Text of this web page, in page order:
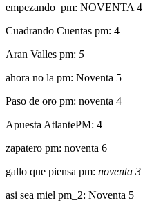
empezando_pm: NOVENTA 4
Cuadrando Cuentas pm: 4
Aran Valles pm: 5
ahora no la pm: Noventa 5
Paso de oro pm: noventa 4
Apuesta AtlantePM: 4
zapatero pm: noventa 6
gallo que piensa pm: noventa 3
asi sea miel pm_2: Noventa 5